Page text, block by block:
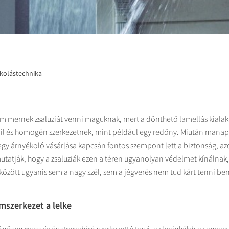
mernek zsaluziát venni maguknak, mert a dönthető lamellás
és homogén szerkezetnek, mint például egy redőny. Miután
árnyékoló vásárlása kapcsán fontos szempont lett a biztonság,
hogy a zsaluziák ezen a téren ugyanolyan védelmet
ugyanis sem a nagy szél, sem a jégverés nem tud kárt tenni
a lelke